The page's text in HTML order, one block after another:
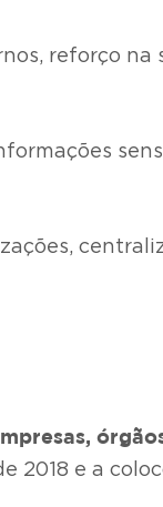
reforço na
2018 e a